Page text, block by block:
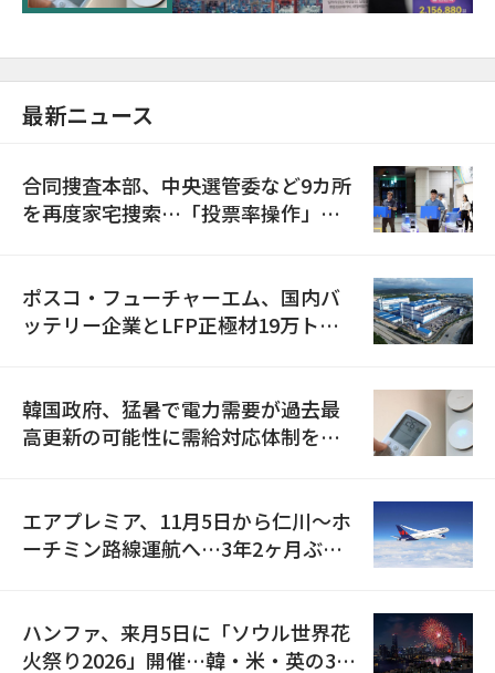
最新ニュース
合同捜査本部、中央選管委など9カ所
を再度家宅捜索…「投票率操作」の
ポスコ・フューチャーエム、国内バ
ッテリー企業とLFP正極材19万トン
韓国政府、猛暑で電力需要が過去最
高更新の可能性に需給対応体制を点
エアプレミア、11月5日から仁川〜ホ
ーチミン路線運航へ…3年2ヶ月ぶり
ハンファ、来月5日に「ソウル世界花
火祭り2026」開催…韓・米・英の3カ